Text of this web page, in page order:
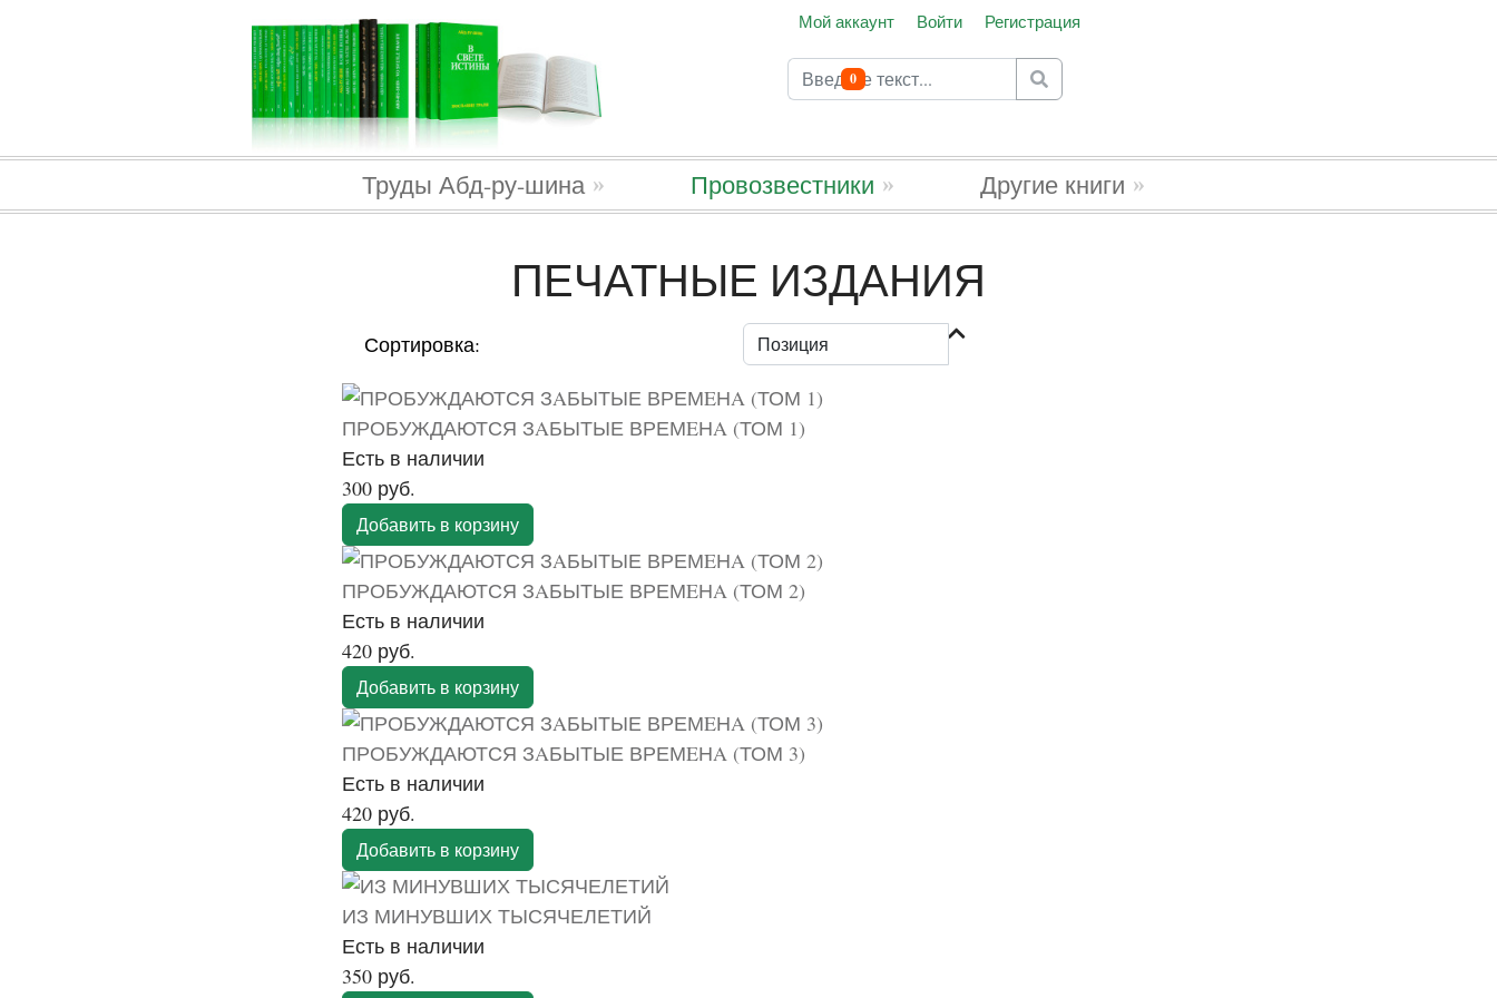
Мой аккаунт Войти Регистрация
Поиск 0В корзину
Труды Абд-ру-шина Провозвестники Другие книги
ПЕЧАТНЫЕ ИЗДАНИЯ
Сортировка:
ПРОБУЖДАЮТСЯ ЗAБЫТЫЕ ВРЕМEНA (ТОМ 1)
Есть в наличии
300 руб.
Добавить в корзину
ПРОБУЖДАЮТСЯ ЗAБЫТЫЕ ВРЕМEНA (ТОМ 2)
Есть в наличии
420 руб.
Добавить в корзину
ПРОБУЖДАЮТСЯ ЗAБЫТЫЕ ВРЕМEНA (ТОМ 3)
Есть в наличии
420 руб.
Добавить в корзину
ИЗ МИНУВШИХ ТЫСЯЧЕЛЕТИЙ
Есть в наличии
350 руб.